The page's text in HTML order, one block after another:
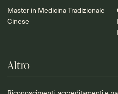
Master in Medicina Tradizionale
Cinese
Altro